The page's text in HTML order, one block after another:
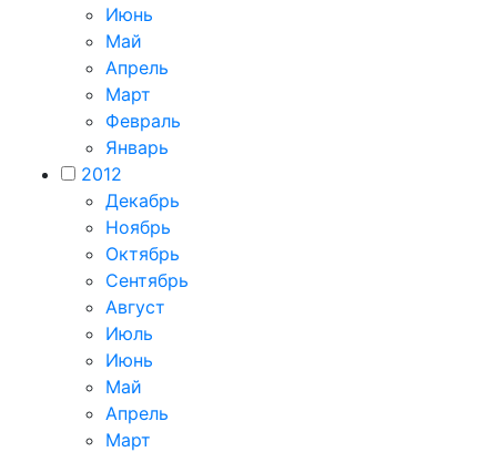
Июнь
Май
Апрель
Март
Февраль
Январь
2012
Декабрь
Ноябрь
Октябрь
Сентябрь
Август
Июль
Июнь
Май
Апрель
Март